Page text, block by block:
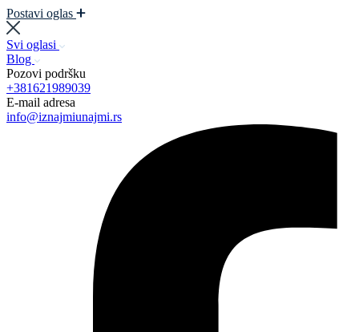
Postavi oglas
Svi oglasi
Blog
Pozovi podršku
+381621989039
E-mail adresa
info@iznajmiunajmi.rs